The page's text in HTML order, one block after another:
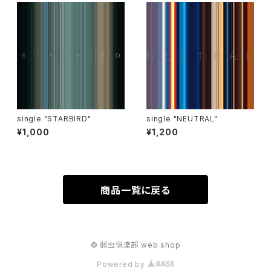
single "STARBIRD"
¥1,000
single "NEUTRAL"
¥1,200
商品一覧に戻る
© 弱虫倶楽部 web shop
Powered by